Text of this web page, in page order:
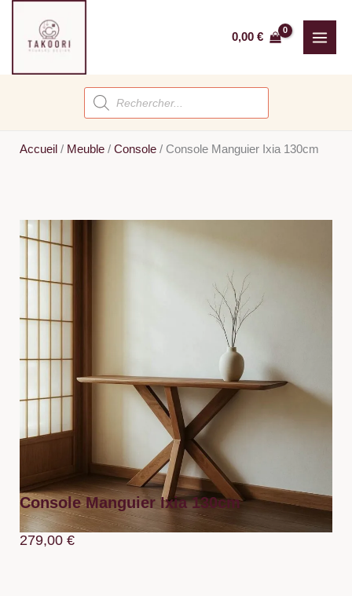
contenu
0,00 €
Recherche
de
produits
Accueil / Meuble / Console / Console Manguier Ixia 130cm
Console Manguier Ixia 130cm
279,00 €